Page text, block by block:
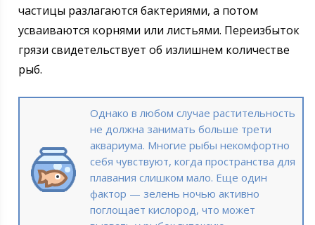
частицы разлагаются бактериями, а потом
усваиваются корнями или листьями. Переизбыток
грязи свидетельствует об излишнем количестве
рыб.
Однако в любом случае растительность
не должна занимать больше трети
аквариума. Многие рыбы некомфортно
себя чувствуют, когда пространства для
плавания слишком мало. Еще один
фактор — зелень ночью активно
поглощает кислород, что может